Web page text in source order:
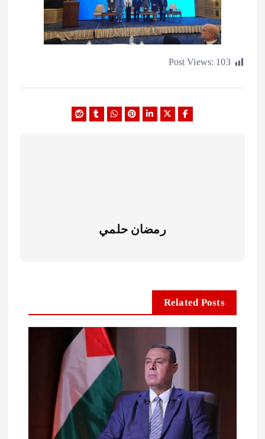
Post Views:
رمضان حلمي
Related Posts